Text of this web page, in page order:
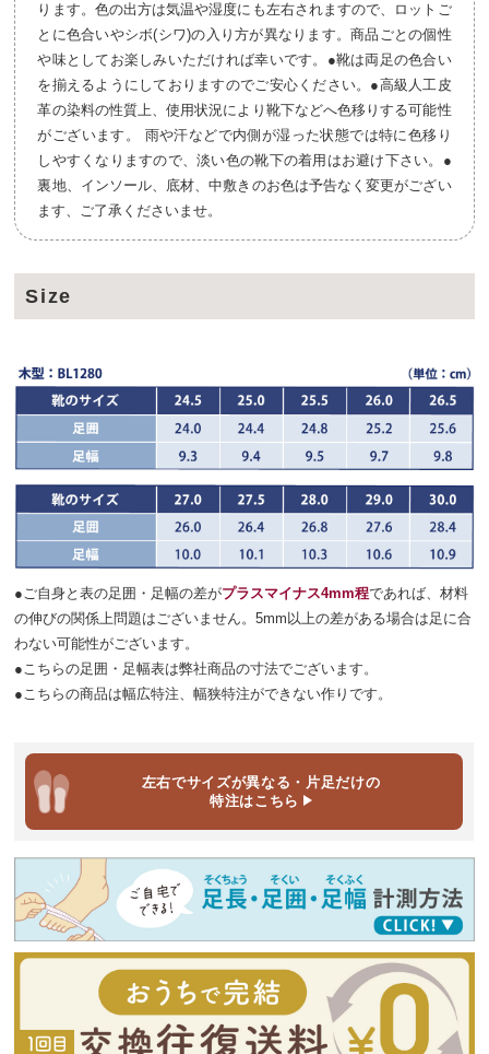
ります。色の出方は気温や湿度にも左右されますので、ロットご
とに色合いやシボ(シワ)の入り方が異なります。商品ごとの個性
や味としてお楽しみいただければ幸いです。●靴は両足の色合い
を揃えるようにしておりますのでご安心ください。●高級人工皮
革の染料の性質上、使用状況により靴下などへ色移りする可能性
がございます。 雨や汗などで内側が湿った状態では特に色移り
しやすくなりますので、淡い色の靴下の着用はお避け下さい。●
裏地、インソール、底材、中敷きのお色は予告なく変更がござい
ます、ご了承くださいませ。
Size
●ご自身と表の足囲・足幅の差がプラスマイナス4mm程であれば、材料
の伸びの関係上問題はございません。5mm以上の差がある場合は足に合
わない可能性がございます。
●こちらの足囲・足幅表は弊社商品の寸法でございます。
●こちらの商品は幅広特注、幅狭特注ができない作りです。
左右でサイズが異なる・片足だけの
特注はこちら